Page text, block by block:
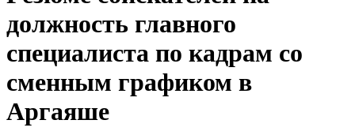
должность главного
специалиста по кадрам со
сменным графиком в
Аргаяше